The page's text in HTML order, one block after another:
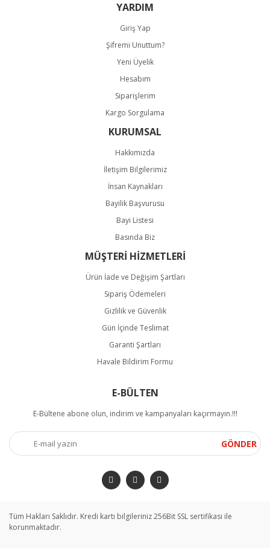
YARDIM
Giriş Yap
Şifremi Unuttum?
Yeni Üyelik
Hesabım
Siparişlerim
Kargo Sorgulama
KURUMSAL
Hakkımızda
İletişim Bilgilerimiz
İnsan Kaynakları
Bayilik Başvurusu
Bayi Listesi
Basında Biz
MÜŞTERİ HİZMETLERİ
Ürün İade ve Değişim Şartları
Sipariş Ödemeleri
Gizlilik ve Güvenlik
Gün İçinde Teslimat
Garanti Şartları
Havale Bildirim Formu
E-BÜLTEN
E-Bültene abone olun, indirim ve kampanyaları kaçırmayın.!!!
GÖNDER
Tüm Hakları Saklıdır. Kredi kartı bilgileriniz 256Bit SSL sertifikası ile
korunmaktadır.